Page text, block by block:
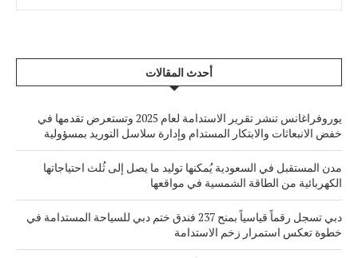
أحدث المقالات
يوروفراغانس تنشر تقرير الاستدامة لعام 2025 وتستعرض تقدمها في
خفض الانبعاثات والابتكار المستدام وإدارة سلاسل التوريد بمسؤولية
مدن المستقبل في السعودية يُمكنها توليد ما يصل إلى ثُلث احتياجاتها
الكهربائية من الطاقة الشمسية في مواقعها
دبي تسجل رقماً قياسياً بمنح 237 فندق ختم دبي للسياحة المستدامة في
خطوة تعكس استمرار زخم الاستدامة